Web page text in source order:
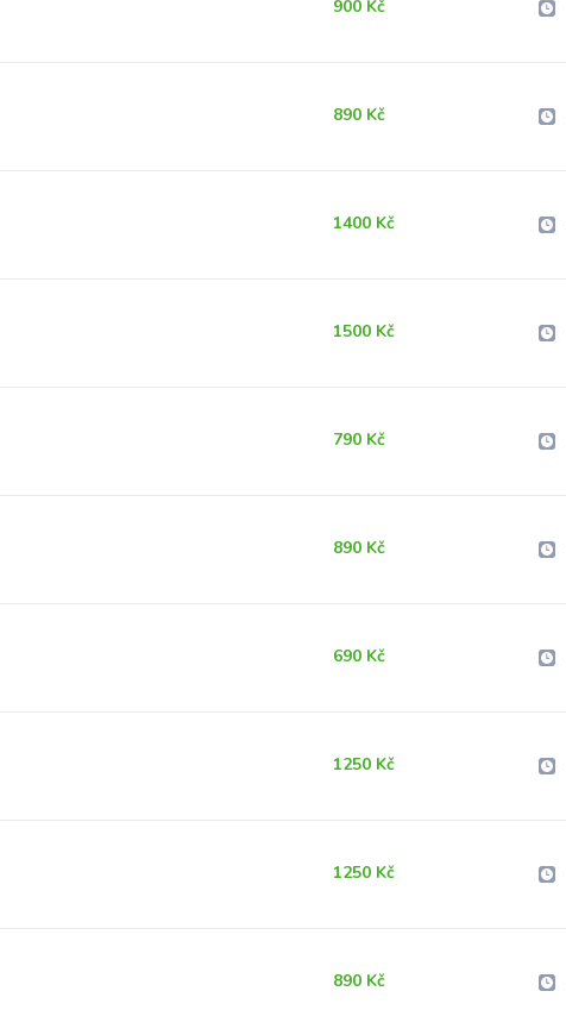
900 Kč
890 Kč
1400 Kč
1500 Kč
790 Kč
890 Kč
690 Kč
1250 Kč
1250 Kč
890 Kč